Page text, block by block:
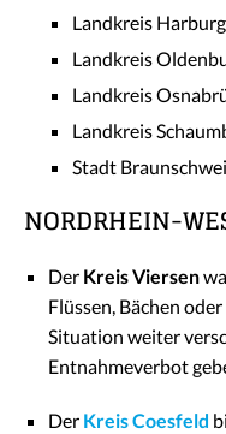
Landkreis Harburg
Landkreis
Landkreis
Landkreis
Stadt
NORDRHEIN-
Der Kreis Viersen
Flüssen, Bächen
Situation weiter
Entnahmeverbot
Der Kreis Coesfeld